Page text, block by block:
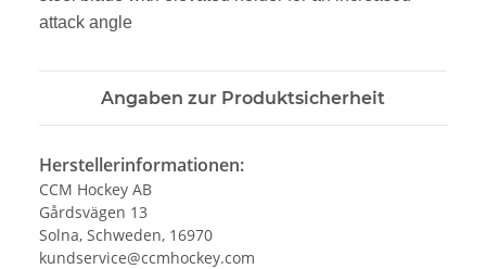
attack angle
Angaben zur Produktsicherheit
Herstellerinformationen:
CCM Hockey AB
Gårdsvägen 13
Solna, Schweden, 16970
kundservice@ccmhockey.com